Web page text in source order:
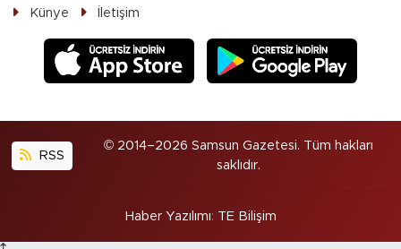
Künye İletişim
RSS
© 2014–2026 Samsun Gazetesi. Tüm hakları
saklıdır.
Haber Yazılımı: TE Bilişim